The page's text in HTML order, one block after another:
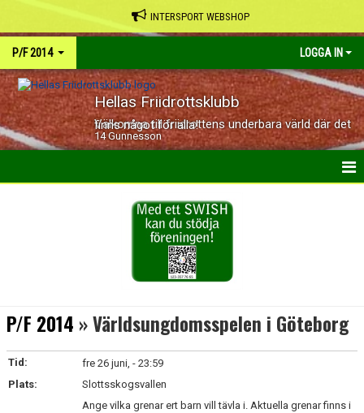
INTERSPORT WEBSHOP
P/F 2014 LOGGA IN
Hellas Friidrottsklubb
Välkomna till friidrottens underbara värld där det finns något för alla!
14 Gunnesson
P/F 2014 » Världsungdomsspelen i Göteborg
Tid:
fre 26 juni, - 23:59
Plats:
Slottsskogsvallen
Ange vilka grenar ert barn vill tävla i. Aktuella grenar finns i